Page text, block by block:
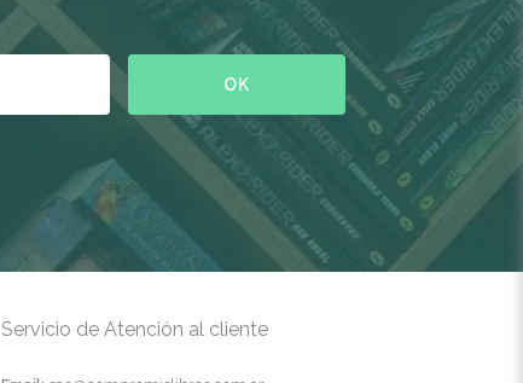
Servicio de Atención al cliente